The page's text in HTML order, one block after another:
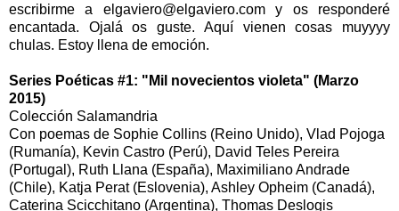
escribirme a elgaviero@elgaviero.com y os responderé
encantada. Ojalá os guste. Aquí vienen cosas muyyyy
chulas. Estoy llena de emoción.
Series Poéticas #1: "Mil novecientos violeta" (Marzo
2015)
Colección Salamandria
​Con poemas de Sophie Collins (Reino Unido), Vlad Pojoga
(Rumanía), Kevin Castro (Perú), David Teles Pereira
(Portugal), Ruth Llana (España), Maximiliano Andrade
(Chile), Katja Perat (Eslovenia), Ashley Opheim (Canadá),
Caterina Scicchitano (Argentina), Thomas Deslogis